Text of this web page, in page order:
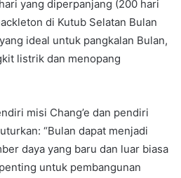
yang diperpanjang (200 hari
di Kutub Selatan Bulan
ideal untuk pangkalan Bulan,
listrik dan menopang
misi Chang’e dan pendiri
“Bulan dapat menjadi
daya yang baru dan luar biasa
untuk pembangunan